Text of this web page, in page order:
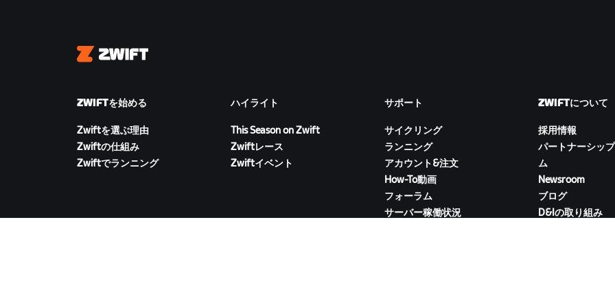
Zwift
ZWIFTを始める
Zwiftを選ぶ理由
Zwiftの仕組み
Zwiftでランニング
ハイライト
This Season on Zwift
Zwiftレース
Zwiftイベント
サポート
サイクリング
ランニング
アカウント&注文
How-To動画
フォーラム
サーバー稼働状況
ZWIFTについて
採用情報
パートナーシッ
ム
Newsroom
ブログ
D&Iの取り組み